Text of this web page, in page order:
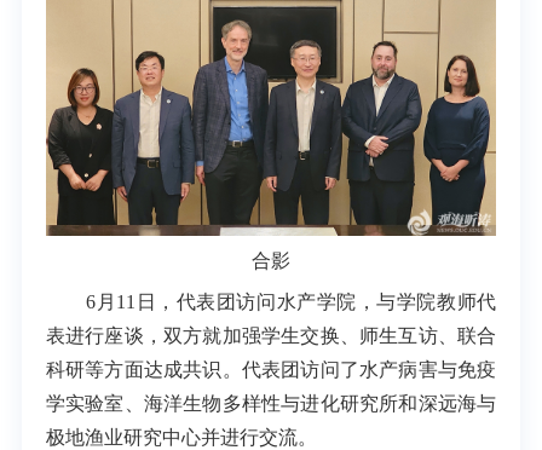
合影
6月11日，代表团访问水产学院，与学院教师代
表进行座谈，双方就加强学生交换、师生互访、联合
科研等方面达成共识。代表团访问了水产病害与免疫
学实验室、海洋生物多样性与进化研究所和深远海与
极地渔业研究中心并进行交流。